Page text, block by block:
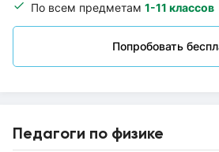
По всем предметам 1-11 классов
Попробовать
Педагоги по физике